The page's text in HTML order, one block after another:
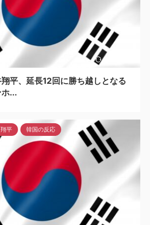
2024/5/6
平、延長12回に勝ち越しとなる
...
平 韓国の反応